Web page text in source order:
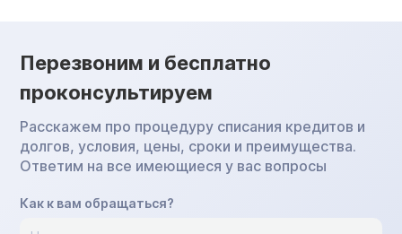
Перезвоним и бесплатно
проконсультируем
Расскажем про процедуру списания кредитов и
долгов, условия, цены, сроки и преимущества.
Ответим на все имеющиеся у вас вопросы
Как к вам обращаться?